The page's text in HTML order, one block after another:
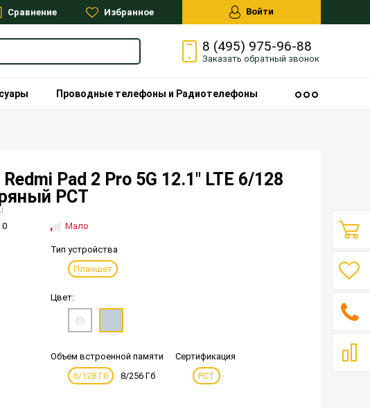
Сравнение Избранное Войти
8 (495) 975-96-88
Заказать обратный звонок
Проводные телефоны и Радиотелефоны
Pad 2 Pro 5G 12.1″ LTE 6/128
РСТ
0 Мало
Тип устройства
Планшет
Цвет:
Объем встроенной памяти
6/128 Гб
8/256 Гб
Сертификация
РСТ